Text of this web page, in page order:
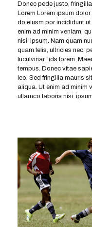
Donec pede justo,
Lorem Lorem ipsum
do eiusm por incididunt
enim ad minim veniam,
nisi ipsum. Nam quam
quam felis, ultricies nec,
luculvinar, ids lorem.
tempus. Donec vitae
leo. Sed fringilla mauris
aliqua. Ut enim ad minim
ullamco laboris nisi